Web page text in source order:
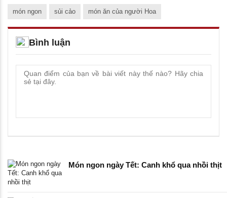
món ngon sủi cảo món ăn của người Hoa
Bình luận
Món ngon ngày Tết: Canh khổ qua nhồi thịt